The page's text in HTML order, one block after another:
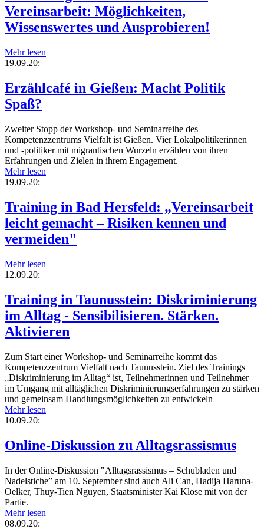
Vereinsarbeit: Möglichkeiten,
Wissenswertes und Ausprobieren!
Mehr lesen
19.09.20:
Erzählcafé in Gießen: Macht Politik
Spaß?
Zweiter Stopp der Workshop- und Seminarreihe des
Kompetenzzentrums Vielfalt ist Gießen. Vier Lokalpolitikerinnen
und -politiker mit migrantischen Wurzeln erzählen von ihren
Erfahrungen und Zielen in ihrem Engagement.
Mehr lesen
19.09.20:
Training in Bad Hersfeld: „Vereinsarbeit
leicht gemacht – Risiken kennen und
vermeiden"
Mehr lesen
12.09.20:
Training in Taunusstein: Diskriminierung
im Alltag - Sensibilisieren. Stärken.
Aktivieren
Zum Start einer Workshop- und Seminarreihe kommt das
Kompetenzzentrum Vielfalt nach Taunusstein. Ziel des Trainings
„Diskriminierung im Alltag“ ist, Teilnehmerinnen und Teilnehmer
im Umgang mit alltäglichen Diskriminierungserfahrungen zu stärken
und gemeinsam Handlungsmöglichkeiten zu entwickeln
Mehr lesen
10.09.20:
Online-Diskussion zu Alltagsrassismus
In der Online-Diskussion "Alltagsrassismus – Schubladen und
Nadelstiche” am 10. September sind auch Ali Can, Hadija Haruna-
Oelker, Thuy-Tien Nguyen, Staatsminister Kai Klose mit von der
Partie.
Mehr lesen
08.09.20: